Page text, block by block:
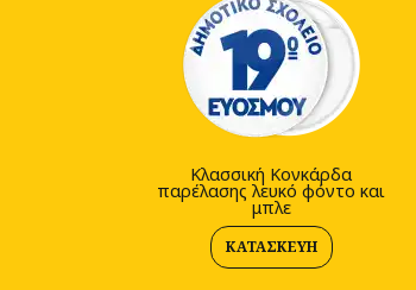
Κλασσική Κονκάρδα
παρέλασης λευκό φόντο και
μπλε
ΚΑΤΑΣΚΕΥΉ